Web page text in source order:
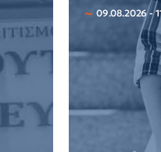
09.08.2026 -